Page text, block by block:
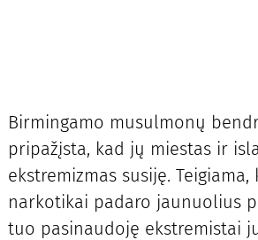
Birmingamo musulmonų
pripažįsta, kad jų miestas ir
ekstremizmas susiję.
narkotikai padaro jaunuolius
tuo pasinaudoję ekstremistai